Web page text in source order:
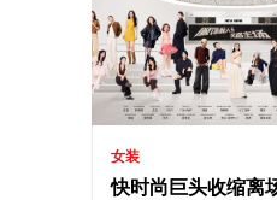
女装
快时尚巨头收缩离